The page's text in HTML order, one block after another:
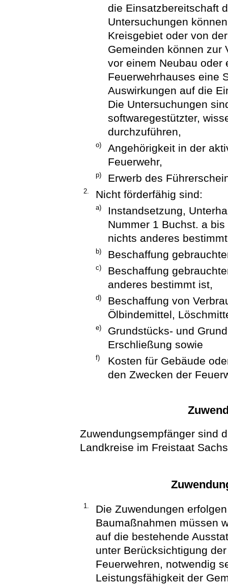
die Einsatzbereitschaft
Untersuchungen
Kreisgebiet oder von
Gemeinden können zur
vor einem Neubau oder
Feuerwehrhauses eine
Auswirkungen auf die
Die Untersuchungen
softwaregestützter,
durchzuführen,
o)
Angehörigkeit in der
Feuerwehr,
p) Erwerb des
2. Nicht förderfähig sind:
a)
Instandsetzung,
Nummer 1 Buchst. a
nichts anderes
b) Beschaffung
c)
Beschaffung
anderes bestimmt ist,
d)
Beschaffung von
Ölbindemittel,
e)
Grundstücks- und
Erschließung sowie
f)
Kosten für Gebäude
den Zwecken der
Zuwendungsempfänger sind
Landkreise im Freistaat
1.
Die Zuwendungen
Baumaßnahmen müssen
auf die bestehende
unter Berücksichtigung
Feuerwehren, notwendig
Leistungsfähigkeit der